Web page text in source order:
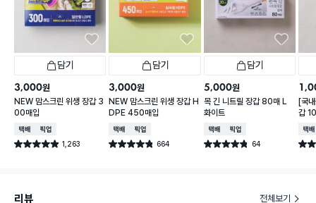
담기
3,000원
NEW 맘스크린 위생 장갑 3
00매입
택배배송매장픽업
별점 4.9점 1,263
건 작성
담기
3,000원
NEW 맘스크린 위생 장갑 H
DPE 450매입
택배배송매장픽업
별점 4.8점 664
건 작성
담기
5,000원
목 긴 니트릴 장갑 80매 L
화이트
택배배송매장픽업
별점 4.8점 64
건 작성
[국
갑
택배
별점
리뷰 전체보기